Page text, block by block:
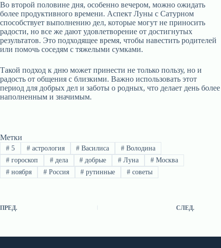
Во второй половине дня, особенно вечером, можно ожидать
более продуктивного времени. Аспект Луны с Сатурном
способствует выполнению дел, которые могут не приносить
радости, но все же дают удовлетворение от достигнутых
результатов. Это подходящее время, чтобы навестить родителей
или помочь соседям с тяжелыми сумками.
Такой подход к дню может принести не только пользу, но и
радость от общения с близкими. Важно использовать этот
период для добрых дел и заботы о родных, что делает день более
наполненным и значимым.
Метки
#5 #астрология # Василиса # Володина
#гороскоп #дела # добрые # Луна # Москва
#ноября #Россия # рутинные # советы
ПРЕД. СЛЕД.